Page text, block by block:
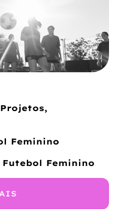
Feminino
Feminino